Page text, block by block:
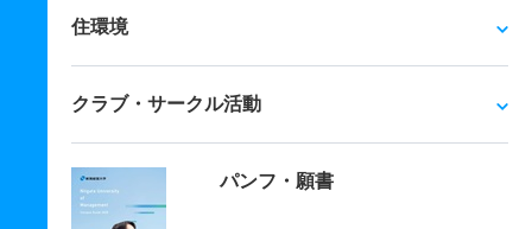
住環境
クラブ・サークル活動
パンフ・願書